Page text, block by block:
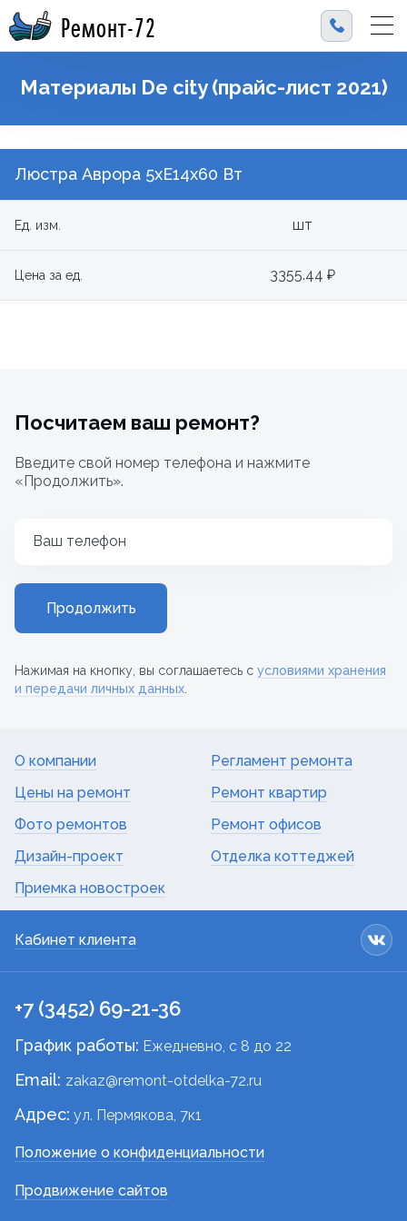
Ремонт-72
Материалы De city (прайс-лист 2021)
Люстра Аврора 5xE14х60 Вт
Ед. изм. шт
Цена за ед. 3355.44 ₽
Посчитаем ваш ремонт?
Введите свой номер телефона и нажмите
«Продолжить».
Ваш телефон
Продолжить
Нажимая на кнопку, вы соглашаетесь с условиями хранения
и передачи личных данных.
О компании
Цены на ремонт
Фото ремонтов
Дизайн-проект
Приемка новостроек
Регламент ремонта
Ремонт квартир
Ремонт офисов
Отделка коттеджей
Кабинет клиента
+7 (3452) 69-21-36
График работы: Ежедневно, c 8 до 22
Email: zakaz@remont-otdelka-72.ru
Адрес: ул. Пермякова, 7к1
Положение о конфиденциальности
Продвижение сайтов